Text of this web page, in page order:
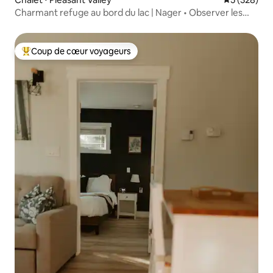
Charmant refuge au bord du lac | Nager • Observer les
Coups de cœur voyageurs les plus appréciés
Coup de cœur voyageurs